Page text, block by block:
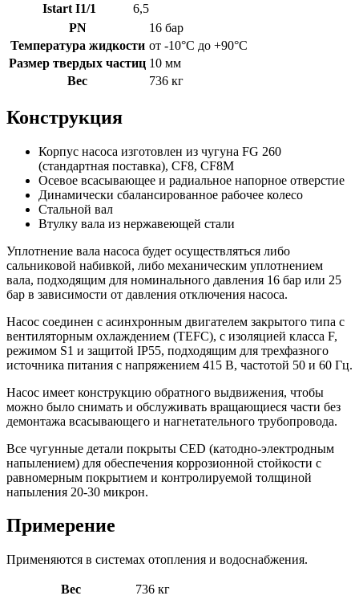
Istart I1/1
6,5
PN
16 бар
Температура жидкости от -10°C до +90°C
Размер твердых частиц 10 мм
Вес
736 кг
Конструкция
Корпус насоса изготовлен из чугуна FG 260
(стандартная поставка), CF8, CF8M
Осевое всасывающее и радиальное напорное отверстие
Динамически сбалансированное рабочее колесо
Стальной вал
Втулку вала из нержавеющей стали
Уплотнение вала насоса будет осуществляться либо
сальниковой набивкой, либо механическим уплотнением
вала, подходящим для номинального давления 16 бар или 25
бар в зависимости от давления отключения насоса.
Насос соединен с асинхронным двигателем закрытого типа с
вентиляторным охлаждением (TEFC), с изоляцией класса F,
режимом S1 и защитой IP55, подходящим для трехфазного
источника питания с напряжением 415 В, частотой 50 и 60 Гц.
Насос имеет конструкцию обратного выдвижения, чтобы
можно было снимать и обслуживать вращающиеся части без
демонтажа всасывающего и нагнетательного трубопровода.
Все чугунные детали покрыты CED (катодно-электродным
напылением) для обеспечения коррозионной стойкости с
равномерным покрытием и контролируемой толщиной
напыления 20-30 микрон.
Примерение
Применяются в системах отопления и водоснабжения.
Вес 736 кг